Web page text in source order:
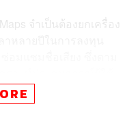
จำเป็นต้องยกเครื่อง
นเทคโนโลยีดูเหมือนจะ